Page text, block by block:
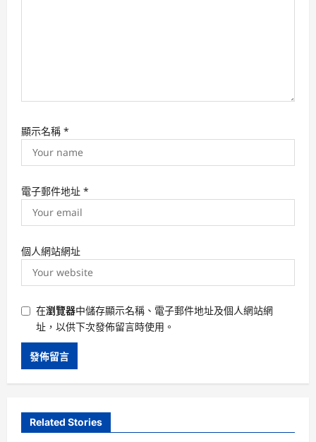
顯示名稱 *
電子郵件地址 *
個人網站網址
在瀏覽器中儲存顯示名稱、電子郵件地址及個人網站網
址，以供下次發佈留言時使用。
Related Stories